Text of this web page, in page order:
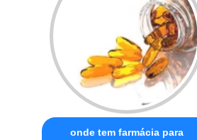
onde tem farmácia para